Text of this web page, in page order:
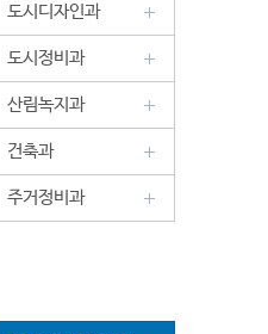
도시디자인과
도시정비과
산림녹지과
건축과
주거정비과